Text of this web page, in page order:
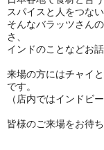
スパイスと人をつな
そんなバラッツさん
さ、
インドのことなどお
来場の方にはチャイ
です。
（店内ではインドビ
皆様のご来場をお待